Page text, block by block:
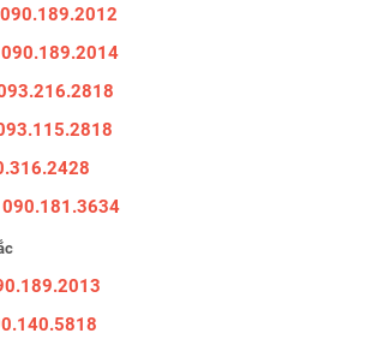
090.189.2012
090.189.2014
090.181.3634